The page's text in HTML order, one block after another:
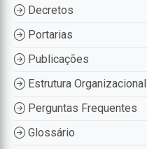
Decretos
Portarias
Publicações
Estrutura Organizacional
Perguntas Frequentes
Glossário